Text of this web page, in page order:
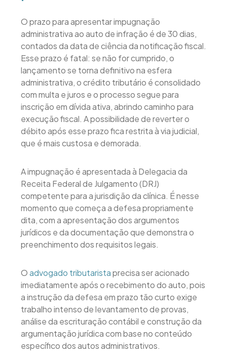
O prazo para apresentar impugnação
administrativa ao auto de infração é de 30 dias,
contados da data de ciência da notificação fiscal.
Esse prazo é fatal: se não for cumprido, o
lançamento se torna definitivo na esfera
administrativa, o crédito tributário é consolidado
com multa e juros e o processo segue para
inscrição em dívida ativa, abrindo caminho para
execução fiscal. A possibilidade de reverter o
débito após esse prazo fica restrita à via judicial,
que é mais custosa e demorada.
A impugnação é apresentada à Delegacia da
Receita Federal de Julgamento (DRJ)
competente para a jurisdição da clínica. É nesse
momento que começa a defesa propriamente
dita, com a apresentação dos argumentos
jurídicos e da documentação que demonstra o
preenchimento dos requisitos legais.
Oadvogado tributaristaprecisa ser acionado
imediatamente após o recebimento do auto, pois
a instrução da defesa em prazo tão curto exige
trabalho intenso de levantamento de provas,
análise da escrituração contábil e construção da
argumentação jurídica com base no conteúdo
específico dos autos administrativos.